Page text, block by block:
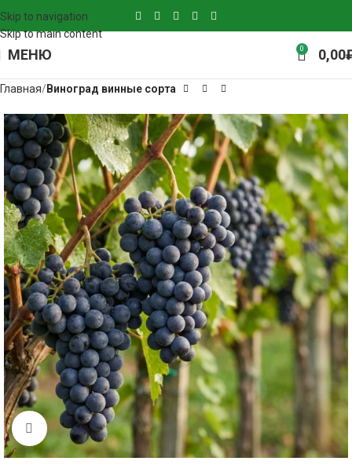
Skip to navigation
Skip to main content
МЕНЮ 0 0,00
Главная Виноград винные сорта
Click to enlarge